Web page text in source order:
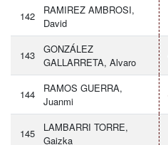
142
RAMIREZ AMBROSI,
David
143
GONZÁLEZ
GALLARRETA, Alvaro
144
RAMOS GUERRA,
Juanmi
145
LAMBARRI TORRE,
Gaizka